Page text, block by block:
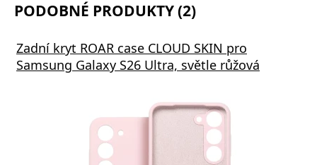
PODOBNÉ PRODUKTY (2)
Zadní kryt ROAR case CLOUD SKIN pro
Samsung Galaxy S26 Ultra, světle růžová